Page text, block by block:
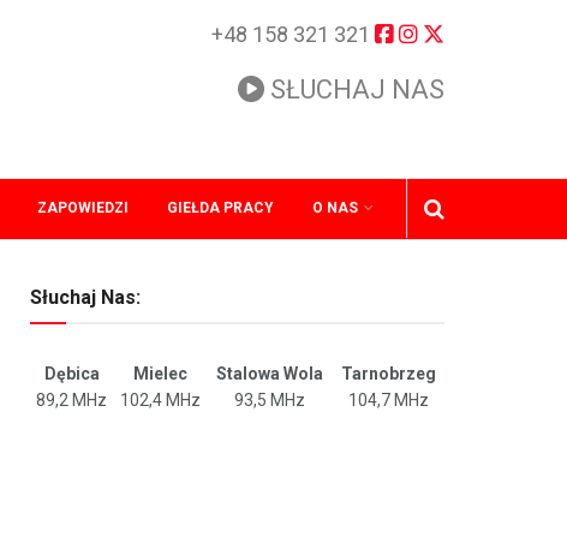
+48 158 321 321
SŁUCHAJ NAS
ZAPOWIEDZI GIEŁDA PRACY O NAS
Słuchaj Nas:
Dębica Mielec Stalowa Wola
Tarnobrzeg
89,2 MHz
102,4 MHz 93,5 MHz 104,7 MHz